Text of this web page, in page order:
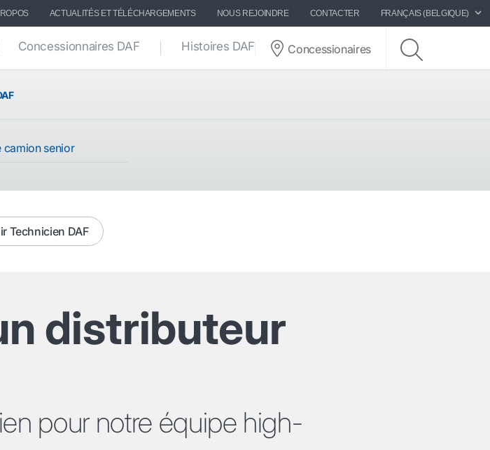
ACTUALITÉS ET TÉLÉCHARGEMENTS NOUS REJOINDRE CONTACTER FRANÇAIS (BELGIQUE)
Concessionnaires DAF Histoires DAF Concessionaires
camion senior
Technicien DAF
distributeur
pour notre équipe high-